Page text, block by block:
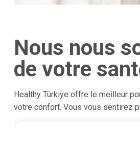
Nous nous
de votre
Healthy Türkiye offre le meilleur
votre confort. Vous vous sentirez